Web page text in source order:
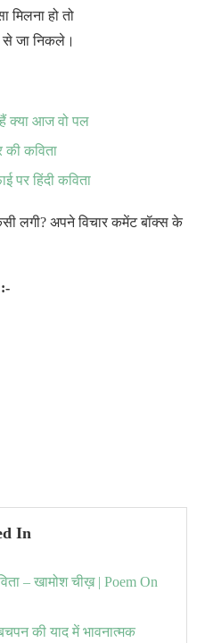
मिलना हो तो
जा निकले।
हैं क्या आज वो पल
की कविता
पर हिंदी कविता
लगी? अपने विचार कमेंट बॉक्स के
In
– खामोश चीख़ | Poem On
की याद में भावनात्मक